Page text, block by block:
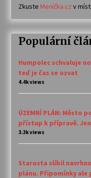
Zkuste Meníčka.cz v
Populární
Humpolec schvaluje
teď je čas se ozvat
4.4k views
ÚZEMNÍ PLÁN: Město
přístup k přípravě.
3.3k views
Starosta slíbil
plánu. Připomínky ale